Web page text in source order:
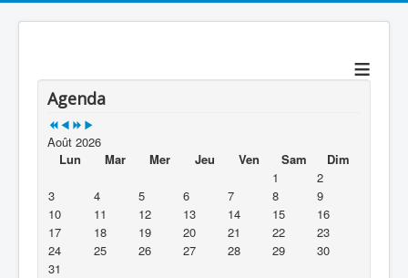
≡
Agenda
Août 2026
Lun
Mar Mer Jeu Ven Sam
Dim
1
2
3
4 5 6 7 8
9
10
11 12 13 14 15
16
17
18 19 20 21 22
23
24
25 26 27 28 29
30
31